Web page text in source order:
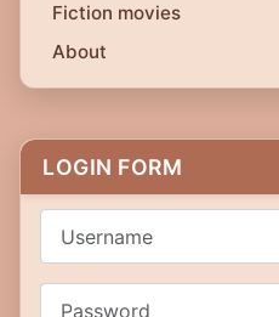
Fiction movies
About
LOGIN FORM